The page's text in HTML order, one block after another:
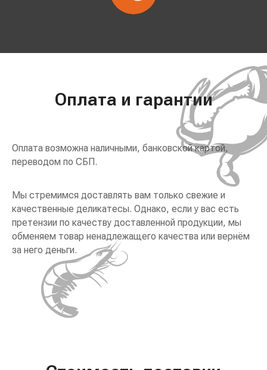
Оплата и гарантии
Оплата возможна наличными, банковской картой,
переводом по СБП.
Мы стремимся доставлять вам только свежие и
качественные деликатесы. Однако, если у вас есть
претензии по качеству доставленной продукции, мы
обменяем товар ненадлежащего качества или вернём
за него деньги.